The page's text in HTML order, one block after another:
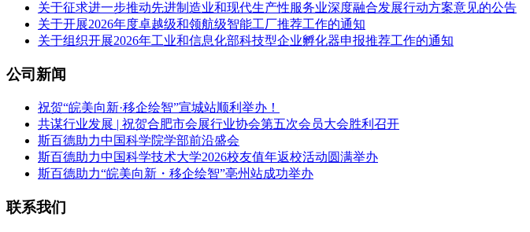
关于征求进一步推动先进制造业和现代生产性服务业深度融合发展行动方案意见的公告
关于开展2026年度卓越级和领航级智能工厂推荐工作的通知
关于组织开展2026年工业和信息化部科技型企业孵化器申报推荐工作的通知
公司新闻
祝贺“皖美向新·移企绘智”宣城站顺利举办！
共谋行业发展 | 祝贺合肥市会展行业协会第五次会员大会胜利召开
斯百德助力中国科学院学部前沿盛会
斯百德助力中国科学技术大学2026校友值年返校活动圆满举办
斯百德助力“皖美向新・移企绘智”亳州站成功举办
联系我们